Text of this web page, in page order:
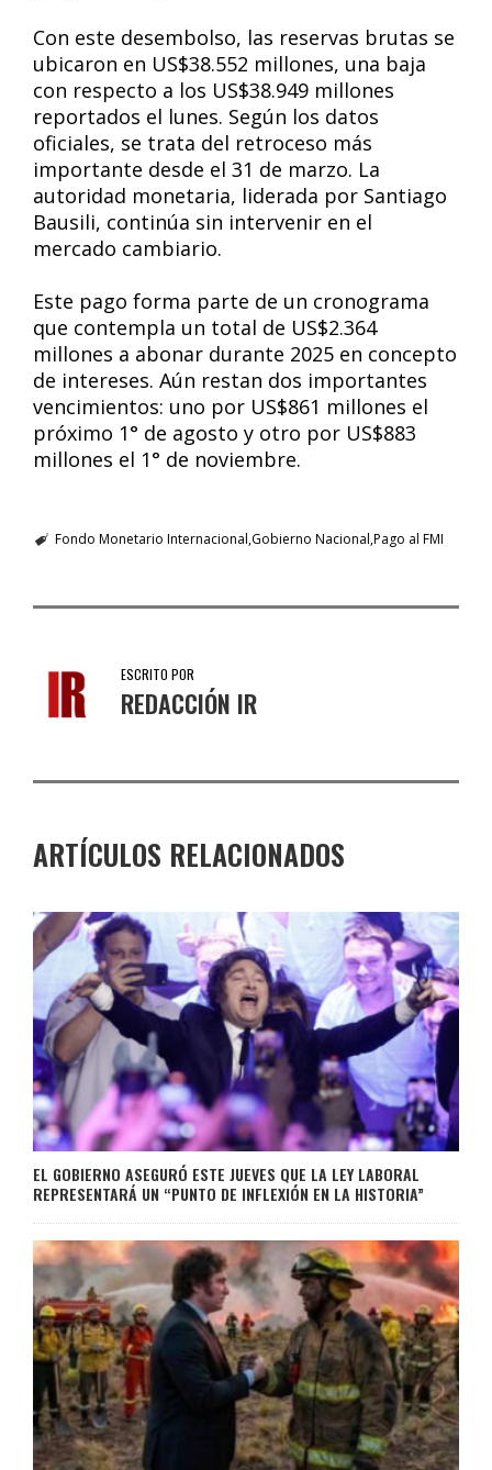
Con este desembolso, las reservas brutas se
ubicaron en US$38.552 millones, una baja
con respecto a los US$38.949 millones
reportados el lunes. Según los datos
oficiales, se trata del retroceso más
importante desde el 31 de marzo. La
autoridad monetaria, liderada por Santiago
Bausili, continúa sin intervenir en el
mercado cambiario.
Este pago forma parte de un cronograma
que contempla un total de US$2.364
millones a abonar durante 2025 en concepto
de intereses. Aún restan dos importantes
vencimientos: uno por US$861 millones el
próximo 1° de agosto y otro por US$883
millones el 1° de noviembre.
Fondo Monetario Internacional Gobierno Nacional Pago al FMI
ESCRITO POR
REDACCIÓN IR
ARTÍCULOS RELACIONADOS
EL GOBIERNO ASEGURÓ ESTE JUEVES QUE LA LEY LABORAL
REPRESENTARÁ UN “PUNTO DE INFLEXIÓN EN LA HISTORIA”